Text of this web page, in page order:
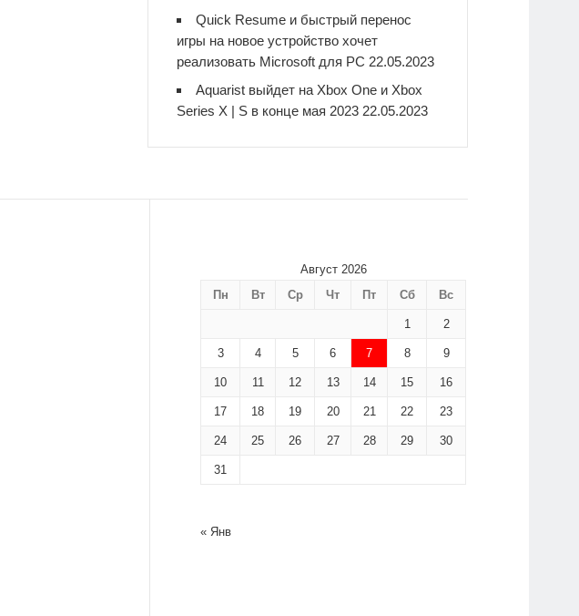
Quick Resume и быстрый перенос
игры на новое устройство хочет
реализовать Microsoft для PC 22.05.2023
Aquarist выйдет на Xbox One и Xbox
Series X | S в конце мая 2023 22.05.2023
Август 2026
Пн
Вт Ср Чт Пт Сб Вс
1 2
3 4 5 6 7 8 9
10 11 12 13 14 15 16
17 18 19 20 21 22 23
24 25 26 27 28 29 30
31
« Янв